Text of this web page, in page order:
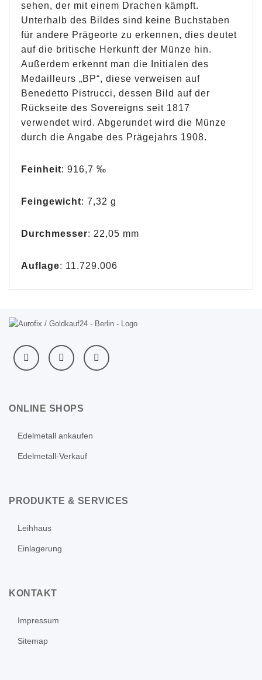
sehen, der mit einem Drachen kämpft.
Unterhalb des Bildes sind keine Buchstaben
für andere Prägeorte zu erkennen, dies deutet
auf die britische Herkunft der Münze hin.
Außerdem erkennt man die Initialen des
Medailleurs „BP“, diese verweisen auf
Benedetto Pistrucci, dessen Bild auf der
Rückseite des Sovereigns seit 1817
verwendet wird. Abgerundet wird die Münze
durch die Angabe des Prägejahrs 1908.
Feinheit: 916,7 ‰
Feingewicht: 7,32 g
Durchmesser: 22,05 mm
Auflage: 11.729.006
ONLINE SHOPS
Edelmetall ankaufen
Edelmetall-Verkauf
PRODUKTE & SERVICES
Leihhaus
Einlagerung
KONTAKT
Impressum
Sitemap